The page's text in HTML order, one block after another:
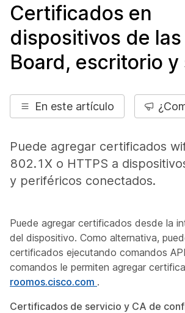
Certificados en
dispositivos de
Board, escritorio y
En este artículo
Puede agregar certificados
802.1X o HTTPS a
y periféricos conectados.
Puede agregar certificados desde la
del dispositivo. Como alternativa,
certificados ejecutando comandos
comandos le permiten agregar
roomos.cisco.com .
Certificados de servicio y CA de